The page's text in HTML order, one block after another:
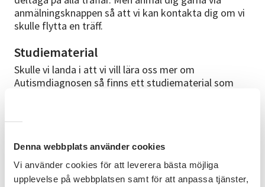
Denna webbplats använder cookies
Vi använder cookies för att leverera bästa möjliga
upplevelse på webbplatsen samt för att anpassa tjänster,
anmälningsknappen så att vi kan kontakta dig om vi
skulle flytta en träff.
Studiematerial
Skulle vi landa i att vi vill lära oss mer om
Autismdiagnosen så finns ett studiematerial som
bok av Lina Liman som heter "Konsten att fejka
läser. Annars får vi se hur vi lägger upp träffarna.
Cirkelledare